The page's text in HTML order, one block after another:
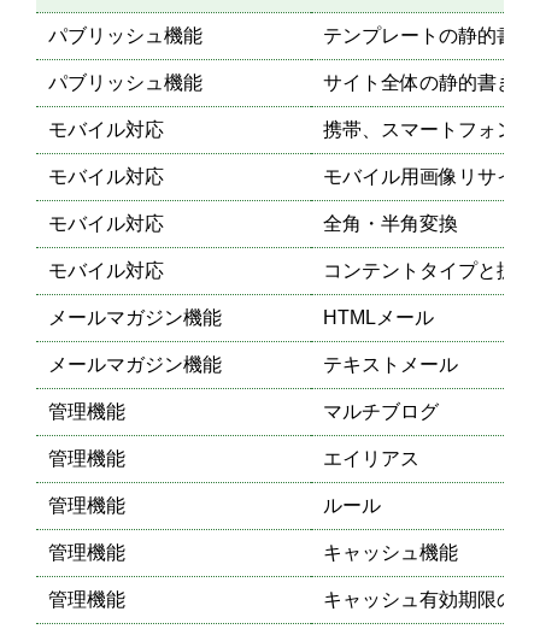
パブリッシュ機能 テンプレートの静的書き
パブリッシュ機能 サイト全体の静的書き
モバイル対応 携帯、スマートフォン対
モバイル対応 モバイル用画像リサイズ
モバイル対応 全角・半角変換
モバイル対応 コンテントタイプと拡
メールマガジン機能 HTMLメール
メールマガジン機能 テキストメール
管理機能 マルチブログ
管理機能 エイリアス
管理機能 ルール
管理機能 キャッシュ機能
管理機能 キャッシュ有効期限の設